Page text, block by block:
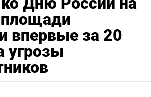
впервые за 20
угрозы